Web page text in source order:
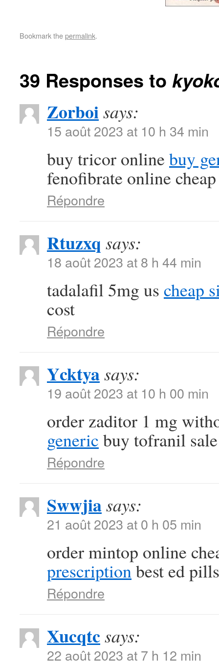
Bookmark thepermalink.
39 Responses to
Zorboisays:
15 août 2023 at 10 h 34 min
buy tricor online buy
fenofibrate online cheap
Répondre
Rtuzxq says:
18 août 2023 at 8 h 44 min
tadalafil 5mg us cheap
cost
Répondre
Ycktyasays:
19 août 2023 at 10 h 00 min
order zaditor 1 mg
generic buy tofranil sale
Répondre
Swwjiasays:
21 août 2023 at 0 h 05 min
order mintop online
prescriptionbest ed pills
Répondre
Xucqtcsays:
22 août 2023 at 7 h 12 min